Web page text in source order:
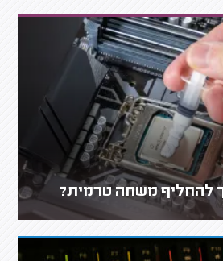
להחליף משחה טרמית?